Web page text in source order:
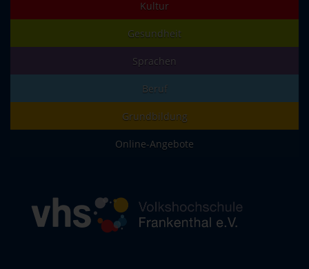
Kultur
Gesundheit
Sprachen
Beruf
Grundbildung
Online-Angebote